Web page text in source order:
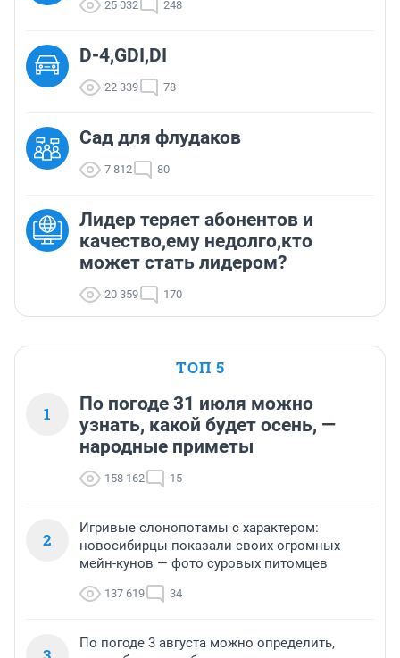
25 032 248
D-4,GDI,DI
22 339 78
Сад для флудаков
7 812 80
Лидер теряет абонентов и
качество,ему недолго,кто
может стать лидером?
20 359 170
ТОП 5
1
По погоде 31 июля можно
узнать, какой будет осень, —
народные приметы
158 162 15
2
Игривые слонопотамы с характером:
новосибирцы показали своих огромных
мейн-кунов — фото суровых питомцев
137 619 34
По погоде 3 августа можно определить,